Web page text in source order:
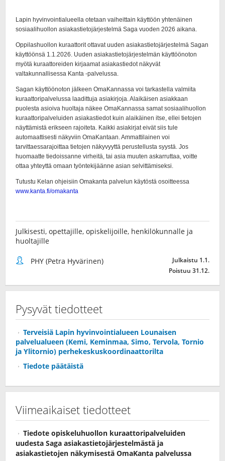
Julkisesti, opettajille, opiskelijoille, henkilökunnalle ja
huoltajille
PHY (Petra Hyvärinen)
Julkaistu 1.1.
Poistuu 31.12.
Pysyvät tiedotteet
Terveisiä Lapin hyvinvointialueen Lounaisen
palvelualueen (Kemi, Keminmaa, Simo, Tervola, Tornio
ja Ylitornio) perhekeskuskoordinaattorilta
Tiedote päätäistä
Viimeaikaiset tiedotteet
Tiedote opiskeluhuollon kuraattoripalveluiden
uudesta Saga asiakastietojärjestelmästä ja
asiakastietojen näkymisestä OmaKanta palvelussa